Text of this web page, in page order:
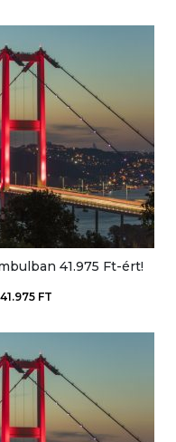
41.975 Ft-ért!
41.975 FT